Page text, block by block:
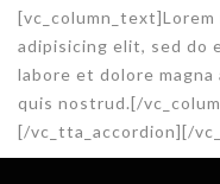
adipisicing elit, sed do
labore et dolore magna
quis nostrud.[/
[/vc_tta_accordion][/